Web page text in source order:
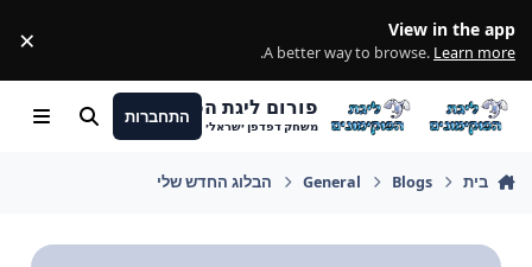
View in the app
A better way to browse. Learn more
.
×
פורום ליגת הפוקימונים
משחק דפדפן ישראלי
התחברות חיפוש Menu
בית Blogs
General הבלוג החדש שלי